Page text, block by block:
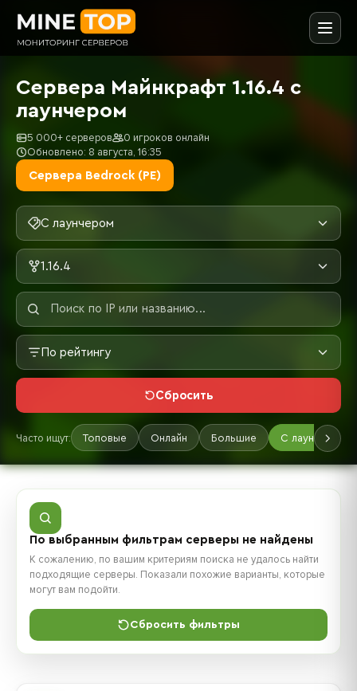
Сервера Майнкрафт 1.16.4 с
лаунчером
5 000+ серверов
0 игроков онлайн
Обновлено: 8 августа, 16:35
Сервера Bedrock (PE)
С лаунчером
1.16.4
По рейтингу
Сбросить
Часто ищут: Топовые Онлайн Большие С лаунчером
По выбранным фильтрам серверы не найдены
К сожалению, по вашим критериям поиска не удалось найти
подходящие серверы. Показали похожие варианты, которые
могут вам подойти.
Сбросить фильтры